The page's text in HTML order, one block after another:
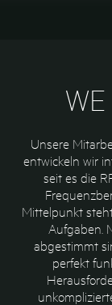
Unsere
entwickeln wir
seit es die
Mittelpunkt
Aufgaben.
abgestimmt
perfekt